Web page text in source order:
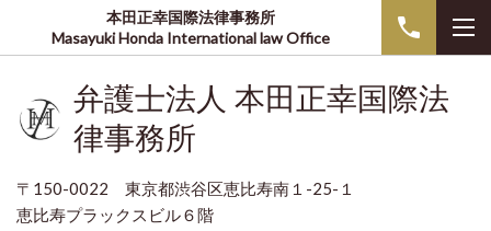
本田正幸国際法律事務所
Masayuki Honda International law Office
弁護士法人 本田正幸国際法
律事務所
〒150-0022 東京都渋谷区恵比寿南１-25-１
恵比寿プラックスビル６階